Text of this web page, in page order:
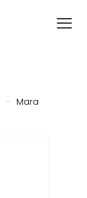
- Mara